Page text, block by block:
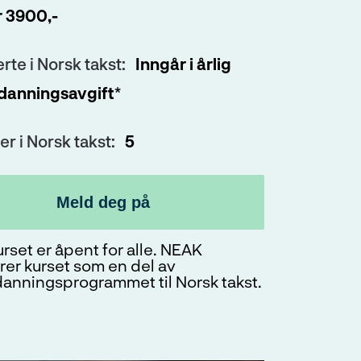
3900,-
i Norsk takst: Inngår i årlig
i Norsk takst: 5
Meld deg på
er åpent for alle. NEAK
kurset som en del av
til Norsk takst.
i Norsk takst, fyll ut dette